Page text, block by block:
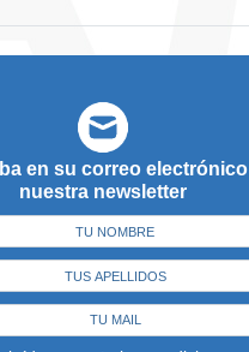
en su correo electrónico
nuestra newsletter